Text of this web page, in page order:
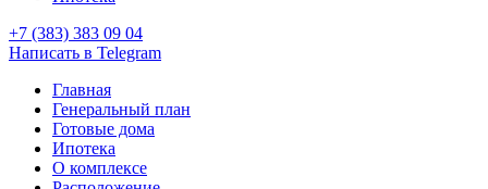
+7 (383) 383 09 04
Написать в Telegram
Главная
Генеральный план
Готовые дома
Ипотека
О комплексе